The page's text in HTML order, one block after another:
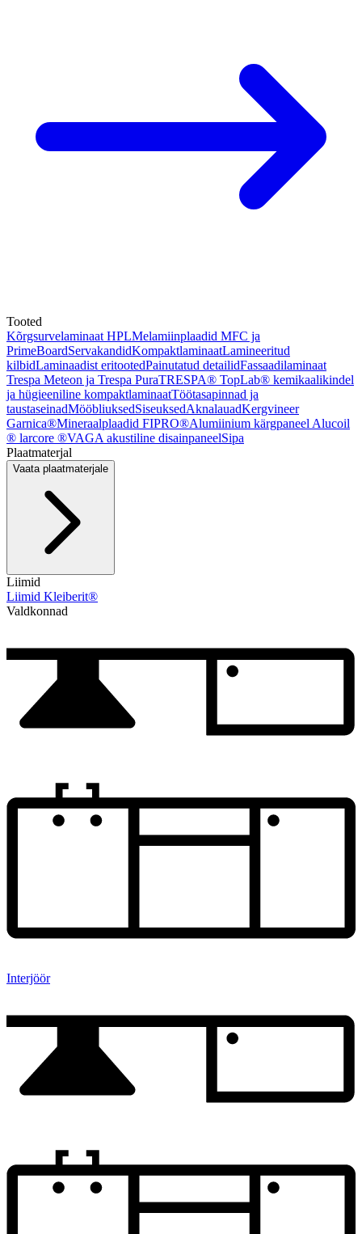
Tooted
Kõrgsurvelaminaat HPLMelamiinplaadid MFC ja
PrimeBoardServakandidKompaktlaminaatLamineeritud
kilbidLaminaadist eritootedPainutatud detailidFassaadilaminaat
Trespa Meteon ja Trespa PuraTRESPA® TopLab® kemikaalikindel
ja hügieeniline kompaktlaminaatTöötasapinnad ja
taustaseinadMööbliuksedSiseuksedAknalauadKergvineer
Garnica®Mineraalplaadid FIPRO®Alumiinium kärgpaneel Alucoil
® larcore ®VAGA akustiline disainpaneelSipa
Plaatmaterjal
Vaata plaatmaterjale
Liimid
Liimid Kleiberit®
Valdkonnad
Interjöör